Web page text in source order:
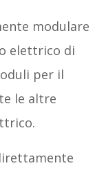
modulare
elettrico di
per il
le altre